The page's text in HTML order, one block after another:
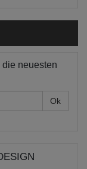
neuesten